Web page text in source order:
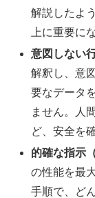
解説したよ
上に重要に
意図しない
解釈し、意
要なデータ
ません。人
ど、安全を
的確な指示
の性能を最
手順で、ど